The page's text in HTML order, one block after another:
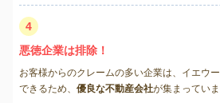
4
悪徳企業は排除！
お客様からのクレームの多い企業は、イエウ
できるため、 優良な不動産会社が集まっていま